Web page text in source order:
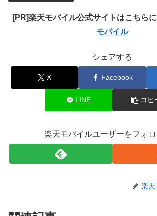
[PR]楽天モバイル公式サイトはこちら
モバイル
シェアする
X Facebook
LINE コピ
楽天モバイルユーザーをフォ
楽天